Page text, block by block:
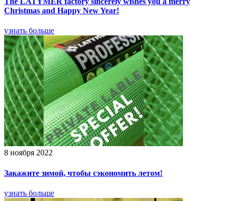
Christmas and Happy New Year!
узнать больше
8 ноября 2022
Закажите зимой, чтобы сэкономить летом!
узнать больше